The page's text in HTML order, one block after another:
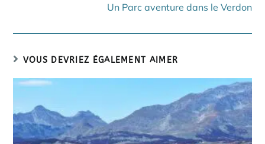
Un Parc aventure dans le Verdon
VOUS DEVRIEZ ÉGALEMENT AIMER